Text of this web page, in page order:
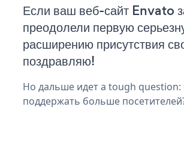
Если ваш веб-сайт Envato
преодолели первую
расширению присутствия
поздравляю!
Но дальше идет a tough
поддержать больше